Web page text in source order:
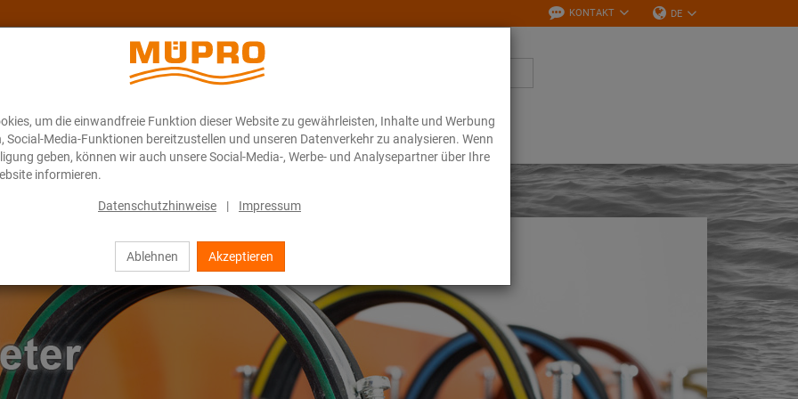
um die einwandfreie Funktion dieser Website zu gewährleisten, Inhalte und Werbung
Social-Media-Funktionen bereitzustellen und unseren Datenverkehr zu analysieren. Wenn
geben, können wir auch unsere Social-Media-, Werbe- und Analysepartner über Ihre
informieren.
Datenschutzhinweise | Impressum
Ablehnen Akzeptieren
KONTAKT DE
Über MÜPRO Maritim Blog ONLINE-KATALOG Downloads